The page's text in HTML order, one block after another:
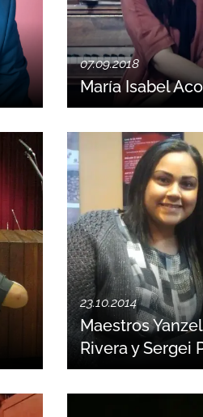
07.09.2018
María Isabel
23.10.2014
Maestros
Rivera y Sergei